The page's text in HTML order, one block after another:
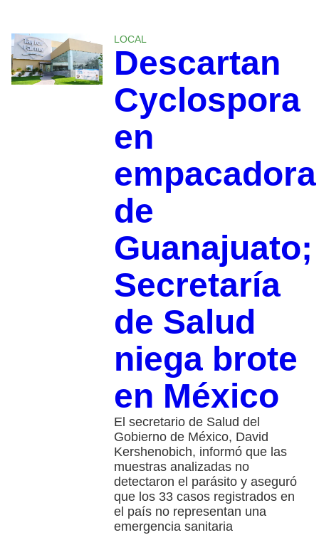
LOCAL
Descartan
Cyclospora
en
empacadora
de
Guanajuato;
Secretaría
de Salud
niega brote
en México
El secretario de Salud del
Gobierno de México, David
Kershenobich, informó que las
muestras analizadas no
detectaron el parásito y aseguró
que los 33 casos registrados en
el país no representan una
emergencia sanitaria